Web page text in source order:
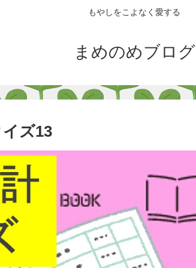
もやしをこよなく愛する
まめのめブログ
ズ13